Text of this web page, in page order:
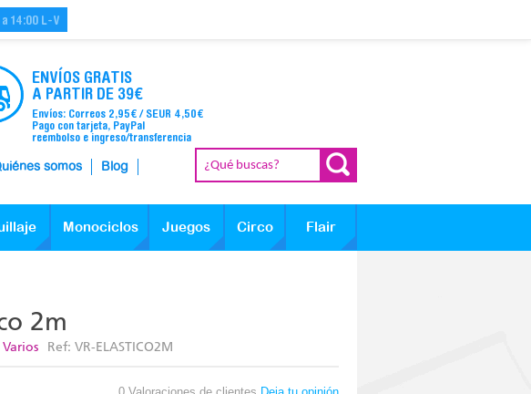
14:00 L-V
ENVÍOS GRATIS
A PARTIR DE 39€
Envíos: Correos 2,95€ / SEUR 4,50€
Pago con tarjeta, PayPal
reembolso e ingreso/transferencia
somos Blog
Monociclos Juegos Circo Flair
2m
Varios Ref: VR-ELASTICO2M